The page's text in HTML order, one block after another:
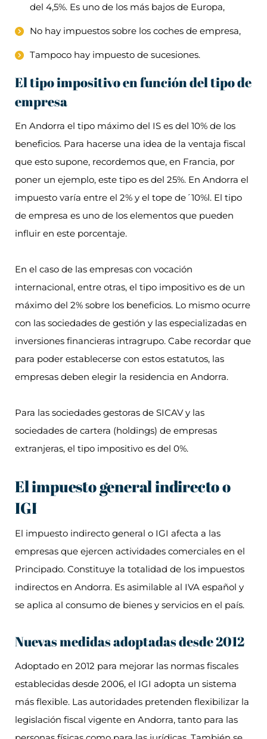
del 4,5%. Es uno de los más bajos de Europa,
No hay impuestos sobre los coches de empresa,
Tampoco hay impuesto de sucesiones.
El tipo impositivo en función del tipo de
empresa
En Andorra el tipo máximo del IS es del 10% de los
beneficios. Para hacerse una idea de la ventaja fiscal
que esto supone, recordemos que, en Francia, por
poner un ejemplo, este tipo es del 25%. En Andorra el
impuesto varía entre el 2% y el tope de´10%l. El tipo
de empresa es uno de los elementos que pueden
influir en este porcentaje.
En el caso de las empresas con vocación
internacional, entre otras, el tipo impositivo es de un
máximo del 2% sobre los beneficios. Lo mismo ocurre
con las sociedades de gestión y las especializadas en
inversiones financieras intragrupo. Cabe recordar que
para poder establecerse con estos estatutos, las
empresas deben elegir la residencia en Andorra.
Para las sociedades gestoras de SICAV y las
sociedades de cartera (holdings) de empresas
extranjeras, el tipo impositivo es del 0%.
El impuesto general indirecto o
IGI
El impuesto indirecto general o IGI afecta a las
empresas que ejercen actividades comerciales en el
Principado. Constituye la totalidad de los impuestos
indirectos en Andorra. Es asimilable al IVA español y
se aplica al consumo de bienes y servicios en el país.
Nuevas medidas adoptadas desde 2012
Adoptado en 2012 para mejorar las normas fiscales
establecidas desde 2006, el IGI adopta un sistema
más flexible. Las autoridades pretenden flexibilizar la
legislación fiscal vigente en Andorra, tanto para las